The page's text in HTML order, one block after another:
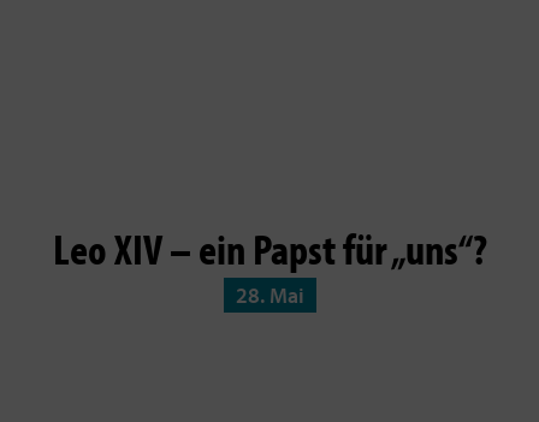
Leo XIV – ein Papst für „uns“?
28. Mai